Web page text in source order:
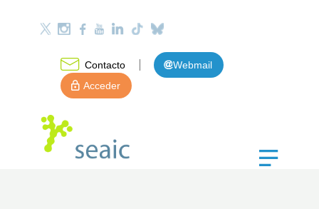
Contacto
Webmail
Acceder